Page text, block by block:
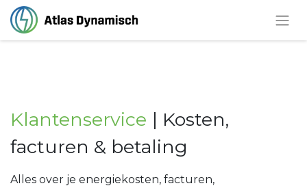
Klantenservice | Kosten,
facturen & betaling
Alles over je energiekosten, facturen,